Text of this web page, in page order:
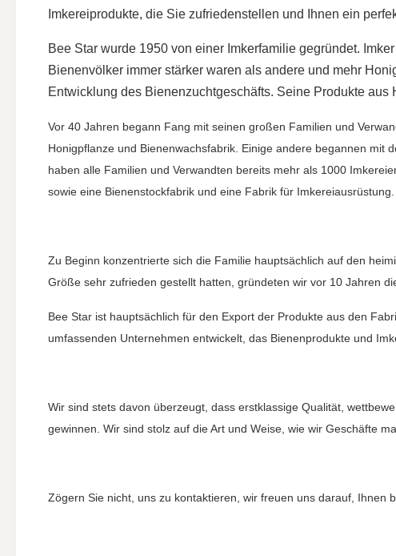
Imkereiprodukte, die Sie zufriedenstellen und Ihnen ein
Bee Star wurde 1950 von einer Imkerfamilie gegründet.
Bienenvölker immer stärker waren als andere und mehr
Entwicklung des Bienenzuchtgeschäfts. Seine Produkte
Vor 40 Jahren begann Fang mit seinen großen Familien und
Honigpflanze und Bienenwachsfabrik. Einige andere begannen mit
haben alle Familien und Verwandten bereits mehr als 1000
sowie eine Bienenstockfabrik und eine Fabrik für
Zu Beginn konzentrierte sich die Familie hauptsächlich auf den
Größe sehr zufrieden gestellt hatten, gründeten wir vor 10 Jahren
Bee Star ist hauptsächlich für den Export der Produkte aus den
umfassenden Unternehmen entwickelt, das Bienenprodukte und
Wir sind stets davon überzeugt, dass erstklassige Qualität,
gewinnen. Wir sind stolz auf die Art und Weise, wie wir Geschäfte
Zögern Sie nicht, uns zu kontaktieren, wir freuen uns darauf, Ihnen